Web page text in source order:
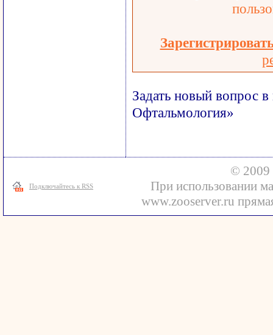
Задать новый вопрос
Офтальмология»
Подключайтесь к RSS
© 2009
При использовании
www.zooserver.ru